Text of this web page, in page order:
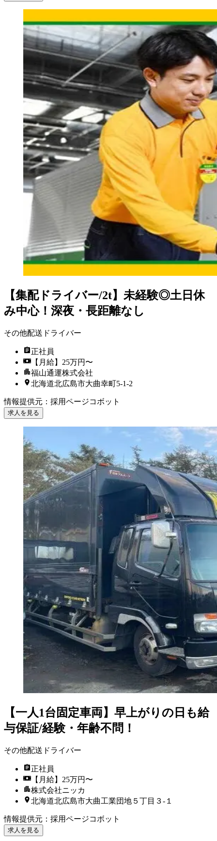
【集配ドライバー/2t】未経験◎土日休
み中心！深夜・長距離なし
その他配送ドライバー
正社員
【月給】25万円〜
福山通運株式会社
北海道北広島市大曲幸町5-1-2
情報提供元 ： 採用ページコボット
求人を見る
【一人1台固定車両】早上がりの日も給
与保証/経験・年齢不問！
その他配送ドライバー
正社員
【月給】25万円〜
株式会社ニッカ
北海道北広島市大曲工業団地５丁目３‐１
情報提供元 ： 採用ページコボット
求人を見る